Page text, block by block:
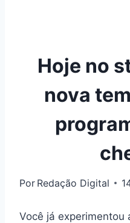
Hoje no
nova
Por Redação Digital
Você já experimentou